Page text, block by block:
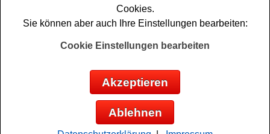
Nikwax verlost ein tolles Zelt und 2x ein
Cookies.
Sie können aber auch Ihre Einstellungen bearbeiten:
Cookie Einstellungen bearbeiten
Akzeptieren
Ablehnen